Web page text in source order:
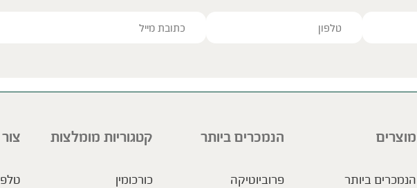
מוצרים
הנמכרים ביותר
הנמכרים ביותר
פרוביוטיקה
קטגוריות מומלצות
כורכומין